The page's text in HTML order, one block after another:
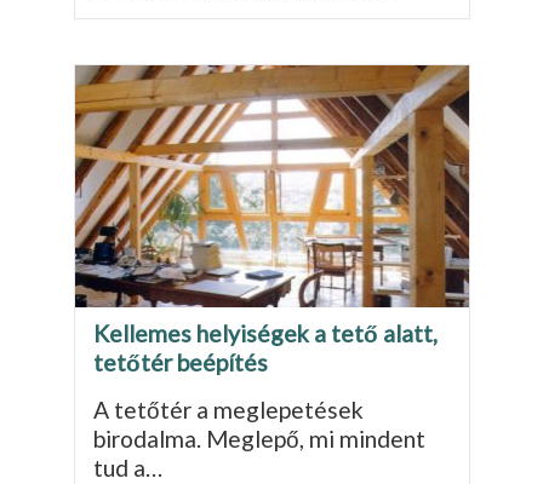
Kellemes helyiségek a tető alatt,
tetőtér beépítés
A tetőtér a meglepetések
birodalma. Meglepő, mi mindent
tud a…